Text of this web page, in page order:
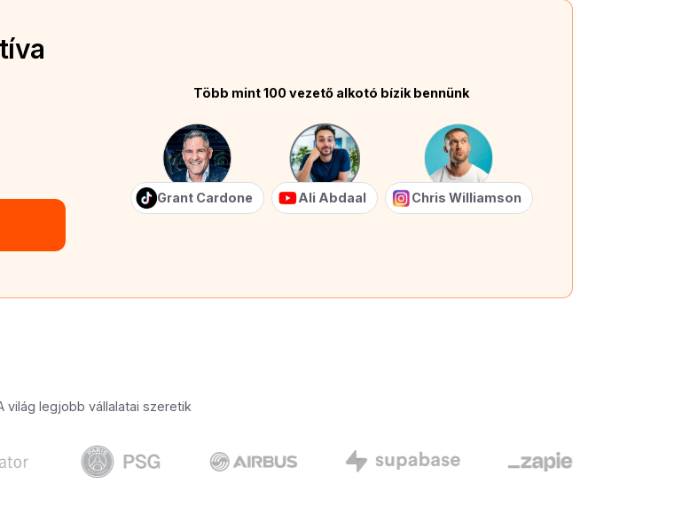
Több mint 100 vezető alkotó bízik bennünk
Grant Cardone Ali Abdaal Chris Williamson
világ legjobb vállalatai szeretik